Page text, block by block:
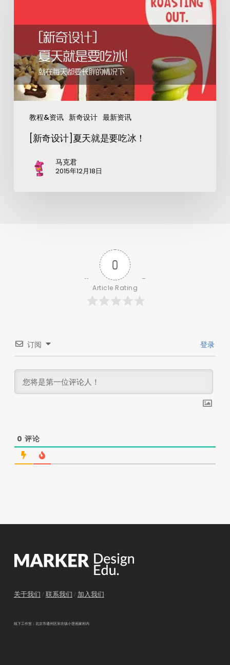
教程&资讯 新奇设计 最新资讯
[新奇设计]夏天就是要吃冰！
马克君
2015年12月18日
0
Article Rating
订阅 登录
0 评论
关于我们 / 联系我们 / 加入我们
线下工作室：北京市通州区宋庄镇小堡画家村内